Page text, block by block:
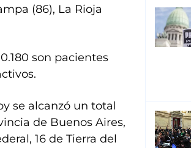
(86), La Rioja
son pacientes
se alcanzó un total
de Buenos Aires,
16 de Tierra del